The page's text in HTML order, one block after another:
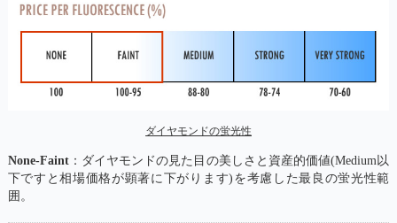
ダイヤモンドの蛍光性
None-Faint：ダイヤモンドの見た目の美しさと資産的価値(Medium以
下ですと相場価格が顕著に下がります)を考慮した最良の蛍光性範
囲。